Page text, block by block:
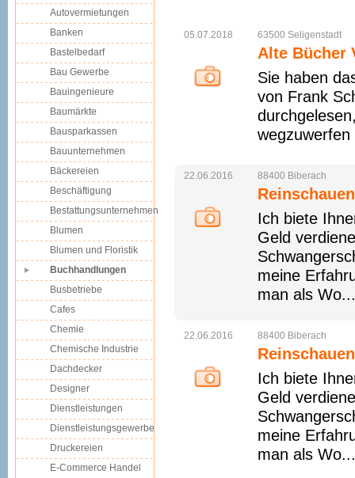
05.07.2018 63500 Seligenstadt
Alte Bücher
Sie haben
von Frank
22.06.2016 88400 Biberach
Ich biete
Geld
meine
man als
22.06.2016 88400 Biberach
Ich biete
Geld
meine
man als
Autovermietungen
Banken
Bastelbedarf
Bau Gewerbe
Bauingenieure
Baumärkte
Bausparkassen
Bauunternehmen
Bäckereien
Beschäftigung
Bestattungsunternehmen
Blumen
Blumen und Floristik
Buchhandlungen
Busbetriebe
Cafes
Chemie
Chemische Industrie
Dachdecker
Designer
Dienstleistungen
Dienstleistungsgewerbe
Druckereien
E-Commerce Handel